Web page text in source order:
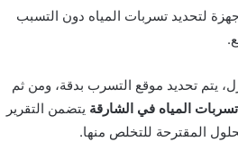
لتحديد تسربات المياه دون التسبب
يتم تحديد موقع التسرب بدقة، ومن ثم
المياه في الشارقة يتضمن التقرير
المقترحة للتخلص منها.